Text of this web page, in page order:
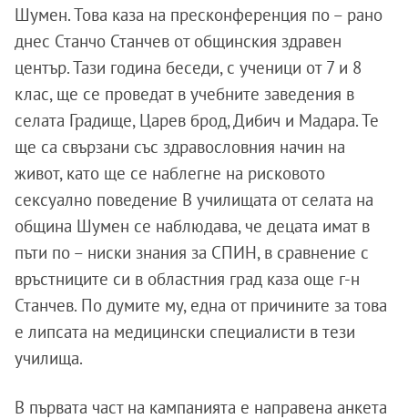
Шумен. Това каза на пресконференция по – рано
днес Станчо Станчев от общинския здравен
център. Тази година беседи, с ученици от 7 и 8
клас, ще се проведат в учебните заведения в
селата Градище, Царев брод, Дибич и Мадара. Те
ще са свързани със здравословния начин на
живот, като ще се наблегне на рисковото
сексуално поведение В училищата от селата на
община Шумен се наблюдава, че децата имат в
пъти по – ниски знания за СПИН, в сравнение с
връстниците си в областния град каза още г-н
Станчев. По думите му, една от причините за това
е липсата на медицински специалисти в тези
училища.
В първата част на кампанията е направена анкета